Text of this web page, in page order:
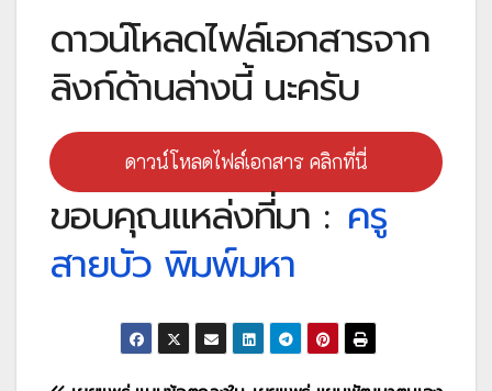
ดาวน์โหลดไฟล์เอกสารจาก
ลิงก์ด้านล่างนี้ นะครับ
ดาวน์โหลดไฟล์เอกสาร คลิกที่นี่
ขอบคุณแหล่งที่มา : ครู
สายบัว พิมพ์มหา